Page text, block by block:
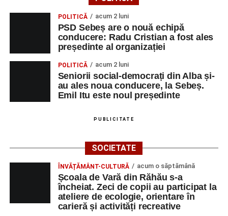
apelului la economii al Guvernului Bolojan
Duminică, 23 august 2026, Râpa Roșie găzduiește
cea de-a III-a ediție a concursului „CicloAventurier
de Sebeș”
Primul concert din cadrul String Symphonic Camp
2026 a adus emoție și aplauze la Sebeș
POLITICĂ acum 2 luni
PSD Sebeș are o nouă echipă
conducere: Radu Cristian a fost ales
președinte al organizației
POLITICĂ acum 2 luni
Seniorii social-democrați din Alba și-
au ales noua conducere, la Sebeș.
Emil Itu este noul președinte
PUBLICITATE
SOCIETATE
ÎNVĂȚĂMÂNT-CULTURĂ acum o săptămână
Școala de Vară din Răhău s-a
încheiat. Zeci de copii au participat la
ateliere de ecologie, orientare în
carieră și activități recreative